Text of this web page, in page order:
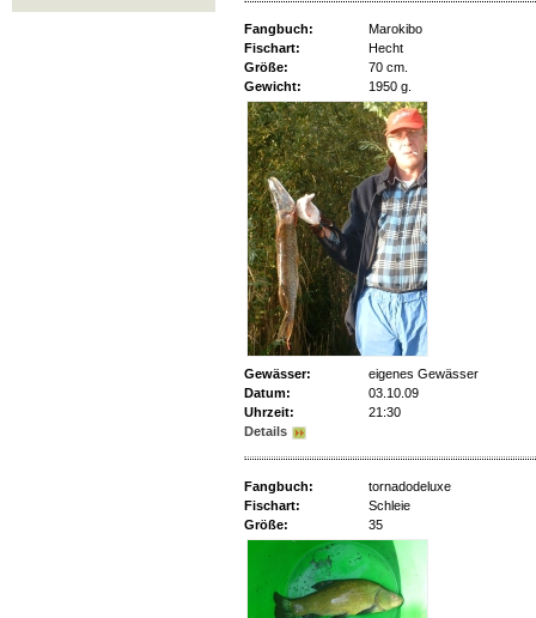
Fangbuch:
Marokibo
Fischart:
Hecht
Größe:
70 cm.
Gewicht:
1950 g.
Gewässer:
eigenes Gewässer
Datum:
03.10.09
Uhrzeit:
21:30
Details
Fangbuch:
tornadodeluxe
Fischart:
Schleie
Größe:
35